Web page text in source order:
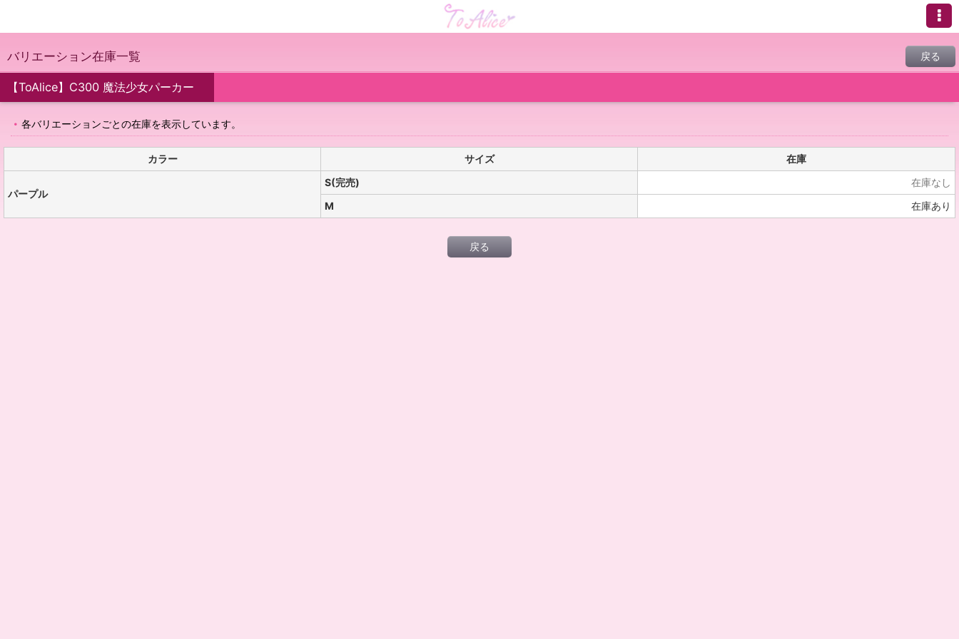
バリエーション在庫一覧 戻る
【ToAlice】C300 魔法少女パーカー
各バリエーションごとの在庫を表示しています。
カラー サイズ 在庫
パープル
S(完売)
在庫なし
M
在庫あり
戻る